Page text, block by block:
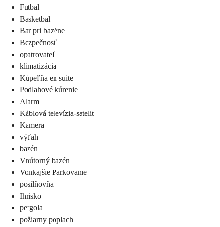
Futbal
Basketbal
Bar pri bazéne
Bezpečnosť
opatrovateľ
klimatizácia
Kúpeľňa en suite
Podlahové kúrenie
Alarm
Káblová televízia-satelit
Kamera
výťah
bazén
Vnútorný bazén
Vonkajšie Parkovanie
posilňovňa
Ihrisko
pergola
požiarny poplach